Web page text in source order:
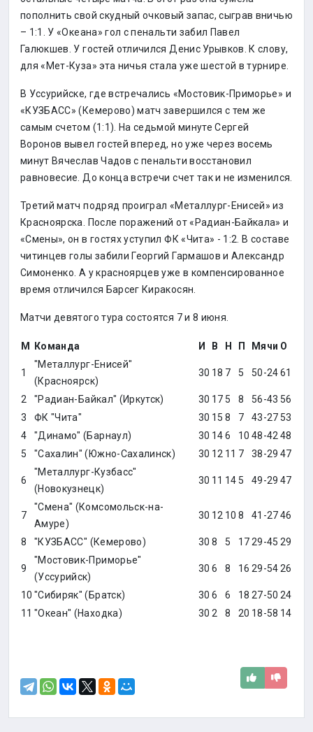
пополнить свой скудный очковый запас, сыграв вничью
– 1:1. У «Океана» гол с пенальти забил Павел
Галюкшев. У гостей отличился Денис Урывков. К слову,
для «Мет-Куза» эта ничья стала уже шестой в турнире.
В Уссурийске, где встречались «Мостовик-Приморье» и
«КУЗБАСС» (Кемерово) матч завершился с тем же
самым счетом (1:1). На седьмой минуте Сергей
Воронов вывел гостей вперед, но уже через восемь
минут Вячеслав Чадов с пенальти восстановил
равновесие. До конца встречи счет так и не изменился.
Третий матч подряд проиграл «Металлург-Енисей» из
Красноярска. После поражений от «Радиан-Байкала» и
«Смены», он в гостях уступил ФК «Чита» - 1:2. В составе
читинцев голы забили Георгий Гармашов и Александр
Симоненко. А у красноярцев уже в компенсированное
время отличился Барсег Киракосян.
Матчи девятого тура состоятся 7 и 8 июня.
М Команда И В Н П Мячи О
1
"Металлург-Енисей"
(Красноярск)
30 18 7 5 50-2461
2 "Радиан-Байкал" (Иркутск) 30 17 5 8 56-43 56
3
ФК "Чита" 30 15 8 7 43-27 53
4
"Динамо" (Барнаул) 30 146 10 48-42 48
5
"Сахалин" (Южно-Сахалинск) 30 12 11 7 38-29 47
6
"Металлург-Кузбасс"
(Новокузнецк)
30 11 14 5 49-29 47
7
"Смена" (Комсомольск-на-
Амуре)
30 12 10 8 41-2746
8 "КУЗБАСС" (Кемерово) 30 8 5 1729-45 29
9
"Мостовик-Приморье"
(Уссурийск)
30 6 8 16 29-5426
10 "Сибиряк" (Братск) 30 6 6 18 27-50 24
11 "Океан" (Находка) 30 2 8 20 18-58 14